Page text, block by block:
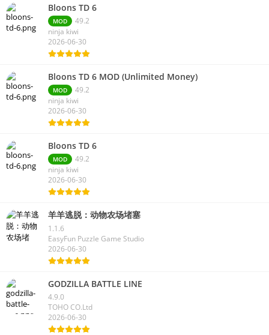
Bloons TD 6
MOD
49.2
ninja kiwi
2026-06-30
Bloons TD 6 MOD (Unlimited Money)
MOD
49.2
ninja kiwi
2026-06-30
Bloons TD 6
MOD
49.2
ninja kiwi
2026-06-30
羊羊逃脱：动物农场堵塞
1.1.6
EasyFun Puzzle Game Studio
2026-06-30
GODZILLA BATTLE LINE
4.9.0
TOHO CO.Ltd
2026-06-30